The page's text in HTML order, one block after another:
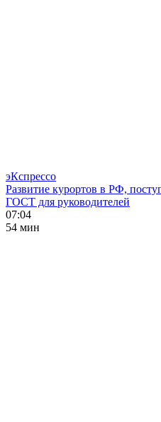
эКспрессо
Развитие курортов в РФ,
ГОСТ для руководителей
07:04
54 мин